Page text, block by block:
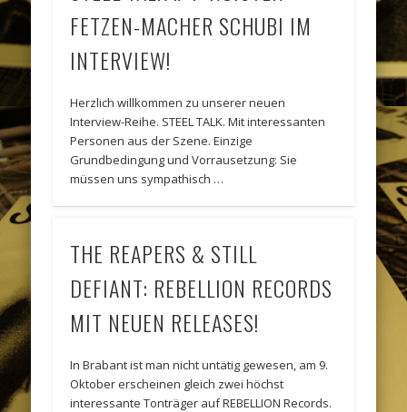
FETZEN-MACHER SCHUBI IM
INTERVIEW!
Herzlich willkommen zu unserer neuen
Interview-Reihe. STEEL TALK. Mit interessanten
Personen aus der Szene. Einzige
Grundbedingung und Vorrausetzung: Sie
müssen uns sympathisch …
THE REAPERS & STILL
DEFIANT: REBELLION RECORDS
MIT NEUEN RELEASES!
In Brabant ist man nicht untätig gewesen, am 9.
Oktober erscheinen gleich zwei höchst
interessante Tonträger auf REBELLION Records.